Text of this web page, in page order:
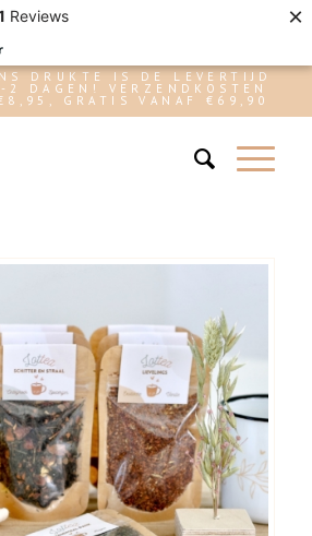
Reviews ×
DRUKTE IS DE LEVERTIJD
2 DAGEN! VERZENDKOSTEN
GRATIS VANAF €69,90